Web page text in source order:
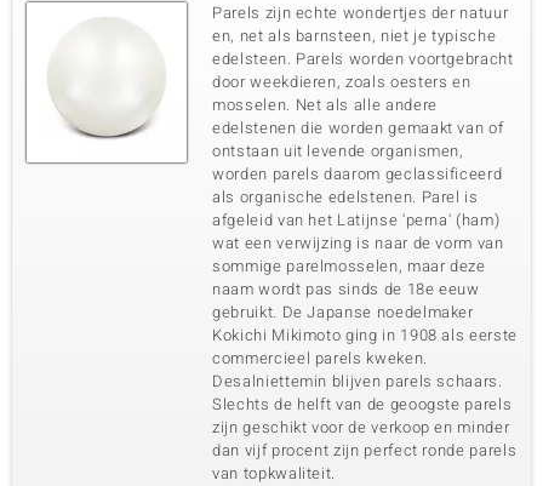
Parels zijn echte wondertjes der natuur
en, net als barnsteen, niet je typische
edelsteen. Parels worden voortgebracht
door weekdieren, zoals oesters en
mosselen. Net als alle andere
edelstenen die worden gemaakt van of
ontstaan uit levende organismen,
worden parels daarom geclassificeerd
als organische edelstenen. Parel is
afgeleid van het Latijnse 'perna' (ham)
wat een verwijzing is naar de vorm van
sommige parelmosselen, maar deze
naam wordt pas sinds de 18e eeuw
gebruikt. De Japanse noedelmaker
Kokichi Mikimoto ging in 1908 als eerste
commercieel parels kweken.
Desalniettemin blijven parels schaars.
Slechts de helft van de geoogste parels
zijn geschikt voor de verkoop en minder
dan vijf procent zijn perfect ronde parels
van topkwaliteit.